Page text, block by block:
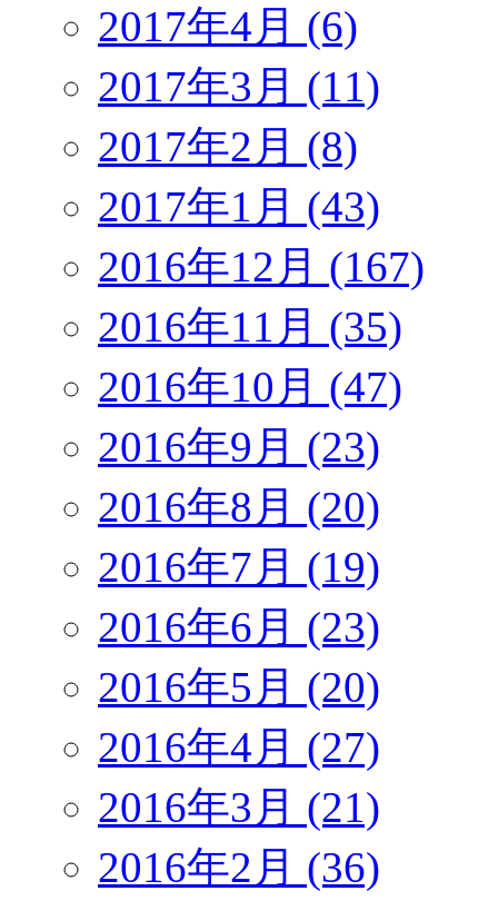
2017年4月 (6)
2017年3月 (11)
2017年2月 (8)
2017年1月 (43)
2016年12月 (167)
2016年11月 (35)
2016年10月 (47)
2016年9月 (23)
2016年8月 (20)
2016年7月 (19)
2016年6月 (23)
2016年5月 (20)
2016年4月 (27)
2016年3月 (21)
2016年2月 (36)